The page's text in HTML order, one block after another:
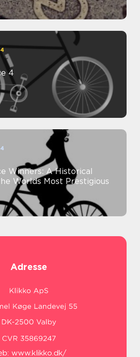
4
Winners: A Historical
Worlds Most Prestigious
Adresse
www.klikko.dk/